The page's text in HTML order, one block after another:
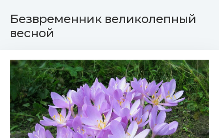
Безвременник великолепный
весной